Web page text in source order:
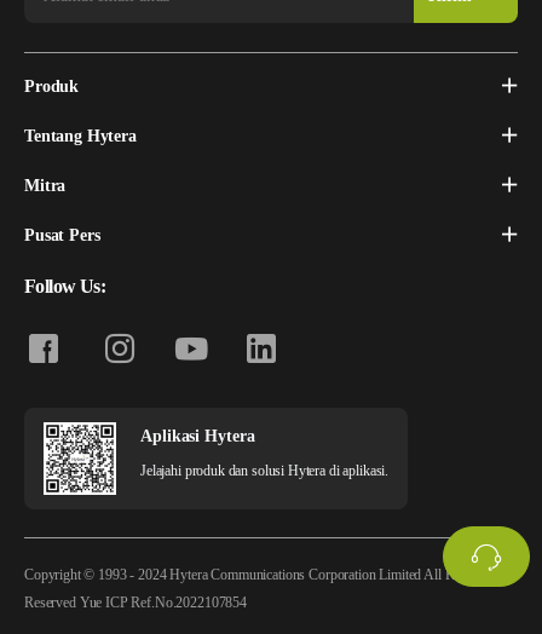
Produk
Tentang Hytera
Mitra
Pusat Pers
Follow Us:
Aplikasi Hytera
Jelajahi produk dan solusi Hytera di aplikasi.
Copyright © 1993 - 2024 Hytera Communications Corporation Limited All Rights
Reserved Yue ICP Ref.No.2022107854